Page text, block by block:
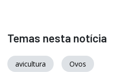
Temas nesta notícia
avicultura Ovos